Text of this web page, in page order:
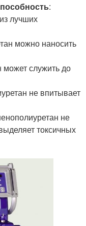
:
лучших
можно наносить
может служить до
не впитывает
не
токсичных